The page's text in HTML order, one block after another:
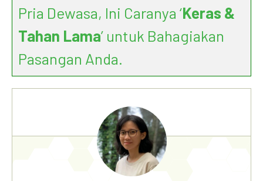
Pria Dewasa, Ini Caranya ‘Keras &
Tahan Lama’ untuk Bahagiakan
Pasangan Anda.